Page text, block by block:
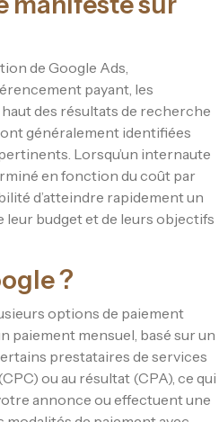
de Google Ads,
payant, les
des résultats de recherche
généralement identifiées
Lorsqu’un internaute
en fonction du coût par
d’atteindre rapidement un
budget et de leurs objectifs
?
options de paiement
paiement mensuel, basé sur un
prestataires de services
ou au résultat (CPA), ce qui
annonce ou effectuent une